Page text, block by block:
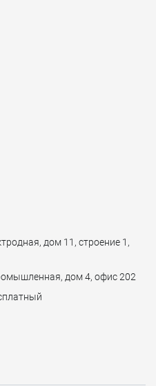
дом 11, строение 1,
дом 4, офис 202